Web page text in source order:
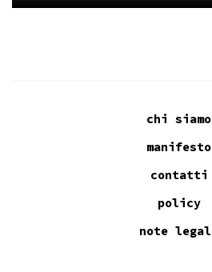
chi siamo
manifesto
contatti
policy
note